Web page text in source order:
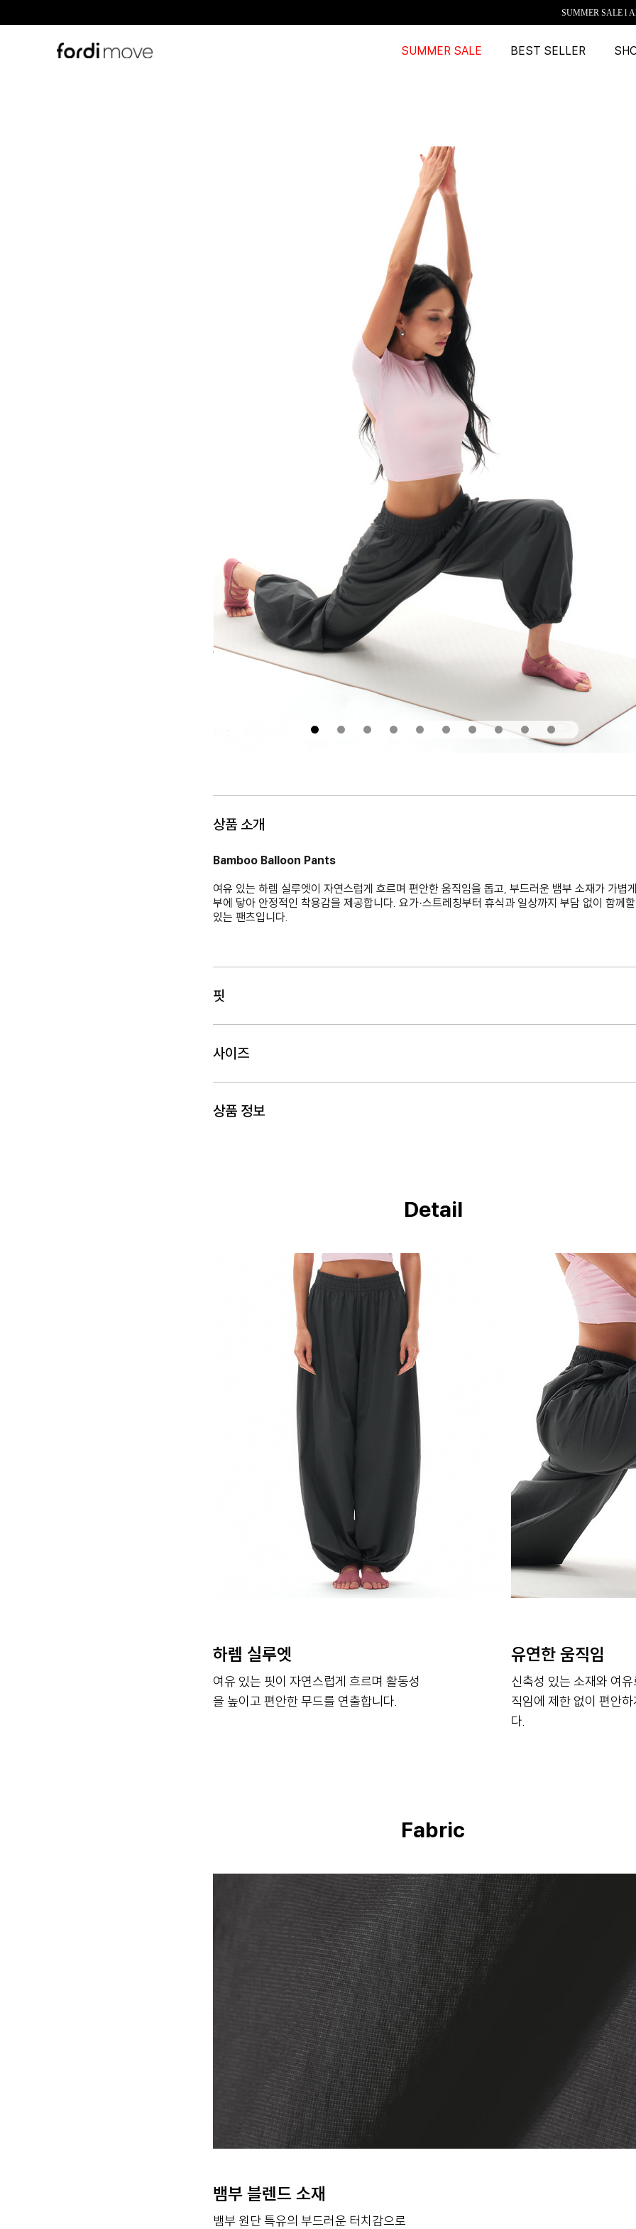
SUMMER SALE l
SUMMER SALE BEST SELLER
상품 소개
Bamboo Balloon Pants
여유 있는 하렘 실루엣이 자연스럽게 흐르며 편안한 움직임을 돕고, 부드러운 뱀부 소재가 가볍
부에 닿아 안정적인 착용감을 제공합니다. 요가·스트레칭부터 휴식과 일상까지 부담 없이 함께
있는 팬츠입니다.
핏
사이즈
상품 정보
Detail
하렘 실루엣
여유 있는 핏이 자연스럽게 흐르며 활동성
을 높이고 편안한 무드를 연출합니다.
유연한 움직임
신축성 있는 소재와 여
직임에 제한 없이 편안
다.
Fabric
뱀부 블렌드 소재
뱀부 원단 특유의 부드러운 터치감으로